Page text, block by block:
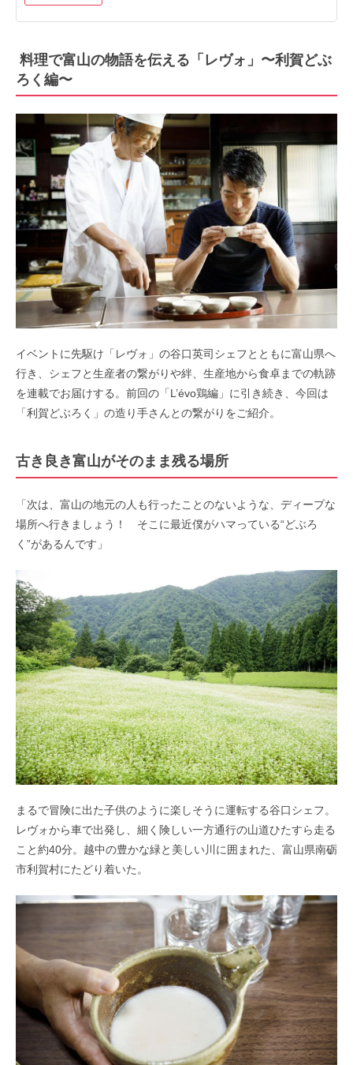
料理で富山の物語を伝える「レヴォ」〜利賀どぶ
ろく編〜
イベントに先駆け「レヴォ」の谷口英司シェフとともに富山県へ
行き、シェフと生産者の繋がりや絆、生産地から食卓までの軌跡
を連載でお届けする。前回の「L’évo鶏編」に引き続き、今回は
「利賀どぶろく」の造り手さんとの繋がりをご紹介。
古き良き富山がそのまま残る場所
「次は、富山の地元の人も行ったことのないような、ディープな
場所へ行きましょう！ そこに最近僕がハマっている“どぶろ
く”があるんです」
まるで冒険に出た子供のように楽しそうに運転する谷口シェフ。
レヴォから車で出発し、細く険しい一方通行の山道ひたすら走る
こと約40分。越中の豊かな緑と美しい川に囲まれた、富山県南砺
市利賀村にたどり着いた。